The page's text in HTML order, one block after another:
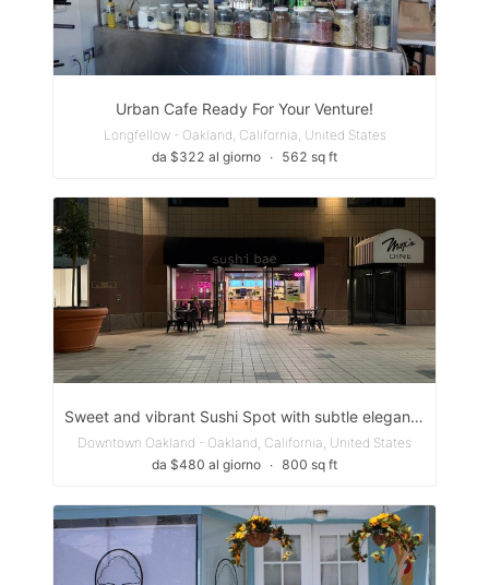
Urban Cafe Ready For Your Venture!
Longfellow - Oakland, California, United States
da $322 al giorno ∙ 562 sq ft
Sweet and vibrant Sushi Spot with subtle elegant aesthetics.
Downtown Oakland - Oakland, California, United States
da $480 al giorno ∙ 800 sq ft